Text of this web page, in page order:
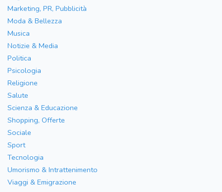
Marketing, PR, Pubblicità
Moda & Bellezza
Musica
Notizie & Media
Politica
Psicologia
Religione
Salute
Scienza & Educazione
Shopping, Offerte
Sociale
Sport
Tecnologia
Umorismo & Intrattenimento
Viaggi & Emigrazione